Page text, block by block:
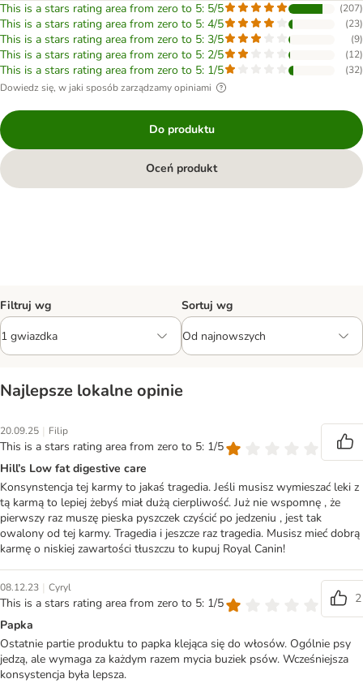
This is a stars rating area from zero to 5: 5/5 (207)
This is a stars rating area from zero to 5: 4/5 (23)
This is a stars rating area from zero to 5: 3/5 (9)
This is a stars rating area from zero to 5: 2/5 (12)
This is a stars rating area from zero to 5: 1/5 (32)
Dowiedz się, w jaki sposób zarządzamy opiniami
Do produktu
Oceń produkt
Filtruj wg Sortuj wg
Najlepsze lokalne opinie
20.09.25 | Filip
This is a stars rating area from zero to 5: 1/5
Hill’s Low fat digestive care
Konsynstencja tej karmy to jakaś tragedia. Jeśli musisz wymieszać leki z
tą karmą to lepiej żebyś miał dużą cierpliwość. Już nie wspomnę , że
pierwszy raz muszę pieska pyszczek czyścić po jedzeniu , jest tak
owalony od tej karmy. Tragedia i jeszcze raz tragedia. Musisz mieć dobrą
karmę o niskiej zawartości tłuszczu to kupuj Royal Canin!
08.12.23 | Cyryl
This is a stars rating area from zero to 5: 1/5
2
Papka
Ostatnie partie produktu to papka klejąca się do włosów. Ogólnie psy
jedzą, ale wymaga za każdym razem mycia buziek psów. Wcześniejsza
konsystencja była lepsza.